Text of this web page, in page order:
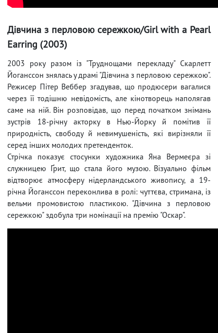
Дівчина з перловою сережкою/Girl with a Pearl
Earring (2003)
2003 року разом із "Труднощами перекладу" Скарлетт
Йоганссон знялась у драмі "Дівчина з перловою сережкою".
Режисер Пітер Веббер згадував, що продюсери вагалися
через її тодішню невідомість, але кінотворець наполягав
саме на ній. Він розповідав, що перед початком знімань
зустрів 18-річну акторку в Нью-Йорку й помітив її
природність, свободу й невимушеність, які вирізняли її
серед інших молодих претенденток.
Стрічка показує стосунки художника Яна Вермеєра зі
служницею Ґрит, що стала його музою. Візуально фільм
відтворює атмосферу нідерландського живопису, а 19-
річна Йоганссон переконлива в ролі: чуттєва, стримана, із
вельми промовистою пластикою. "Дівчина з перловою
сережкою" здобула три номінації на премію "Оскар".